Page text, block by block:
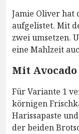
Jamie Oliver hat
aufgelistet. Mit
zwei umsetzen.
eine Mahlzeit
Mit
Für Variante 1
körnigen
Harissapaste
der beiden